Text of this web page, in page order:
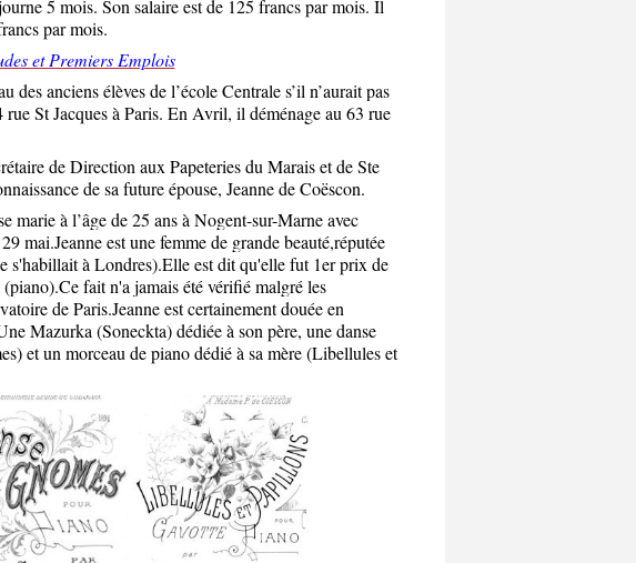
5 mois. Son salaire est de 125 francs par mois. Il
par mois.
et Premiers Emplois
anciens élèves de l’école Centrale s’il n’aurait pas
St Jacques à Paris. En Avril, il déménage au 63 rue
de Direction aux Papeteries du Marais et de Ste
de sa future épouse, Jeanne de Coëscon.
marie à l’âge de 25 ans à Nogent-sur-Marne avec
mai.Jeanne est une femme de grande beauté,réputée
s'habillait à Londres).Elle est dit qu'elle fut 1er prix de
fait n'a jamais été vérifié malgré les
de Paris.Jeanne est certainement douée en
Mazurka (Soneckta) dédiée à son père, une danse
et un morceau de piano dédié à sa mère (Libellules et